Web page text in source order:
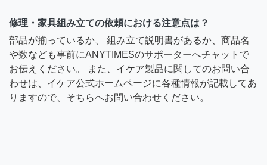
修理・家具組み立ての依頼における注意点は？
部品が揃っているか、 組み立て説明書があるか、商品名
や数なども事前にANYTIMESのサポーターへチャットで
お伝えください。 また、イケア製品に関してのお問い合
わせは、イケア公式ホームページに各種情報が記載してあ
りますので、そちらへお問い合わせください。